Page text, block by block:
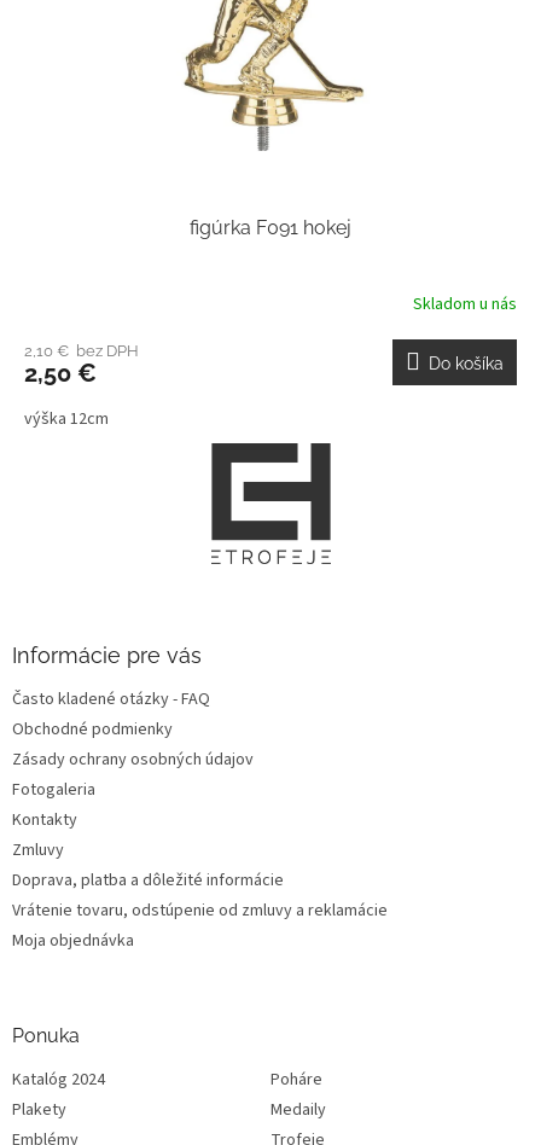
figúrka F091 hokej
Skladom u nás
2,10 € bez DPH
2,50 € Do košíka
výška 12cm
Informácie pre vás
Často kladené otázky - FAQ
Obchodné podmienky
Zásady ochrany osobných údajov
Fotogaleria
Kontakty
Zmluvy
Doprava, platba a dôležité informácie
Vrátenie tovaru, odstúpenie od zmluvy a reklamácie
Moja objednávka
Ponuka
Katalóg 2024
Poháre
Plakety
Medaily